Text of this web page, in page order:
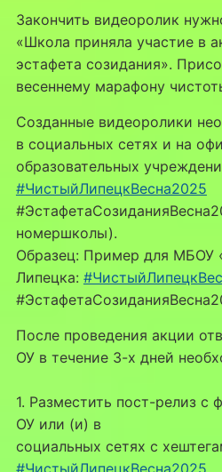
Закончить видеоролик
«Школа приняла участие в
эстафета созидания».
весеннему марафону
Созданные видеоролики
в социальных сетях и на
образовательных
#ЧистыйЛипецкВесна2025
номершколы).
Образец: Пример для МБОУ
Липецка:
После проведения акции
ОУ в течение 3-х дней
1. Разместить пост-релиз с
ОУ или (и) в
социальных сетях с
#ЧистыйЛипецкВесна2025